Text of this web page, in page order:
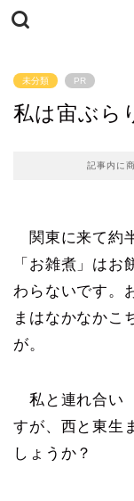
未分類 PR
私は宙ぶら
記事内に
関東に来て約
「お雑煮」は
わらないです。
まはなかなかこ
が。
私と連れ合い
すが、西と東生
しょうか？